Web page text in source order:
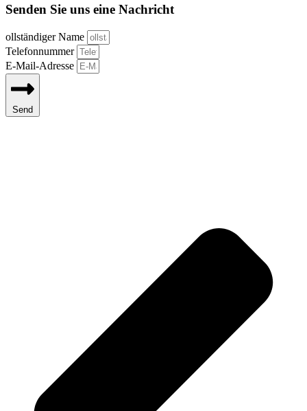
Senden Sie uns eine Nachricht
ollständiger Name
Telefonnummer
E-Mail-Adresse
Send